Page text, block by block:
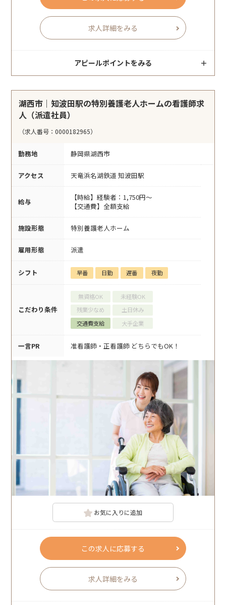
求人詳細をみる
アピールポイントをみる
湖西市｜知波田駅の特別養護老人ホームの看護師求
人（派遣社員）
（求人番号：0000182965）
勤務地 静岡県湖西市
アクセス 天竜浜名湖鉄道 知波田駅
給与
【時給】経験者：1,750円～
【交通費】全額支給
施設形態 特別養護老人ホーム
雇用形態 派遣
シフト 早番 日勤 遅番 夜勤
こだわり条件
無資格OK
未経験OK
残業少なめ
土日休み
交通費支給
大手企業
一言PR 准看護師・正看護師 どちらでもOK！
お気に入りに追加
この求人に応募する
求人詳細をみる